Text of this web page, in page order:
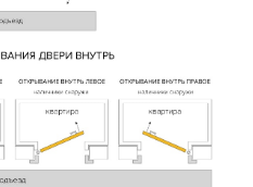
Telegram